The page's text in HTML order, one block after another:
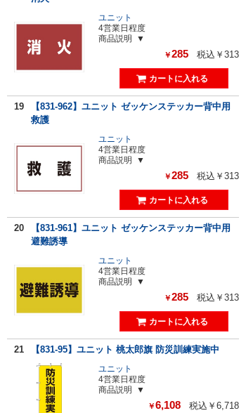
ユニット
4営業日程度
商品説明
￥285 税込￥313
19
【831-962】ユニット ゼッケンステッカー背中用
救護
ユニット
4営業日程度
商品説明
￥285 税込￥313
20
【831-961】ユニット ゼッケンステッカー背中用
避難誘導
ユニット
4営業日程度
商品説明
￥285 税込￥313
21 【831-95】ユニット 桃太郎旗 防災訓練実施中
ユニット
4営業日程度
商品説明
￥6,108 税込￥6,718